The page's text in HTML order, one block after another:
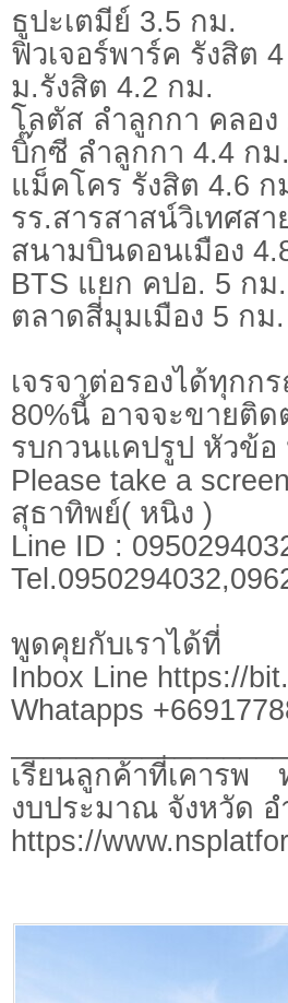
ธูปะเตมีย์ 3.5 กม.
ฟิวเจอร์พาร์ค รังสิต
ม.รังสิต 4.2 กม.
โลตัส ลำลูกกา คลอง
บิ๊กซี ลำลูกกา 4.4 กม.
แม็คโคร รังสิต 4.6 ก
รร.สารสาสน์วิเทศส
สนามบินดอนเมือง
BTS แยก คปอ. 5 กม.
ตลาดสี่มุมเมือง 5 กม.
เจรจาต่อรองได้ทุก
80%นี้ อาจจะขายติ
รบกวนแคปรูป หัวข้อ
Please take a
สุธาทิพย์( หนิง )
Line ID :
พูดคุยกับเราได้ที่
Inbox Line https://
Whatapps
เรียนลูกค้าที่เคารพ
งบประมาณ จังหวัด อ
https://